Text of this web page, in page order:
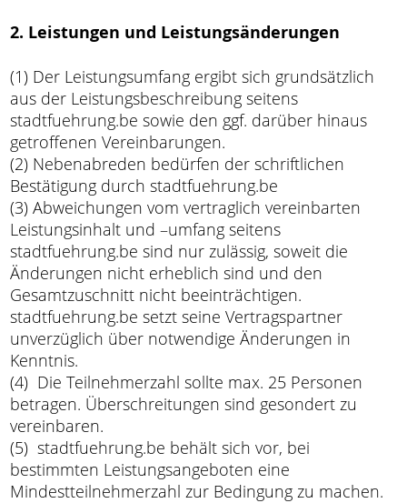
2. Leistungen und Leistungsänderungen
(1) Der Leistungsumfang ergibt sich grundsätzlich
aus der Leistungsbeschreibung seitens
stadtfuehrung.be sowie den ggf. darüber hinaus
getroffenen Vereinbarungen.
(2) Nebenabreden bedürfen der schriftlichen
Bestätigung durch stadtfuehrung.be
(3) Abweichungen vom vertraglich vereinbarten
Leistungsinhalt und –umfang seitens
stadtfuehrung.be sind nur zulässig, soweit die
Änderungen nicht erheblich sind und den
Gesamtzuschnitt nicht beeinträchtigen.
stadtfuehrung.be setzt seine Vertragspartner
unverzüglich über notwendige Änderungen in
Kenntnis.
(4) Die Teilnehmerzahl sollte max. 25 Personen
betragen. Überschreitungen sind gesondert zu
vereinbaren.
(5) stadtfuehrung.be behält sich vor, bei
bestimmten Leistungsangeboten eine
Mindestteilnehmerzahl zur Bedingung zu machen.